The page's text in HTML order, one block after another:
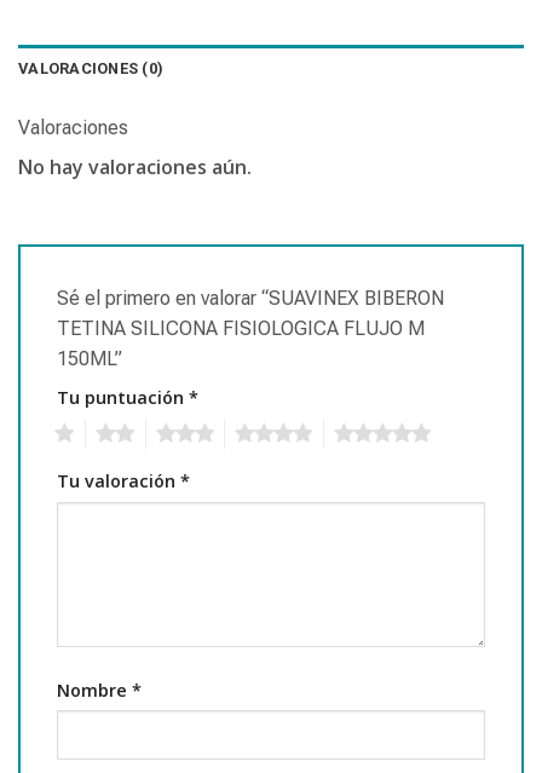
VALORACIONES (0)
Valoraciones
No hay valoraciones aún.
Sé el primero en valorar “SUAVINEX BIBERON
TETINA SILICONA FISIOLOGICA FLUJO M
150ML”
Tu puntuación *
Tu valoración *
Nombre *